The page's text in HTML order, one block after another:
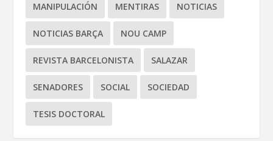
MANIPULACIÓN MENTIRAS NOTICIAS
NOTICIAS BARÇA NOU CAMP
REVISTA BARCELONISTA SALAZAR
SENADORES SOCIAL SOCIEDAD
TESIS DOCTORAL